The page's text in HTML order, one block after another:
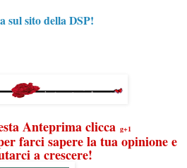
sul sito della DSP!
Anteprima clicca g+1
farci sapere la tua opinione e
a crescere!